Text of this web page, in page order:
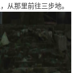
从那里前往三步地。